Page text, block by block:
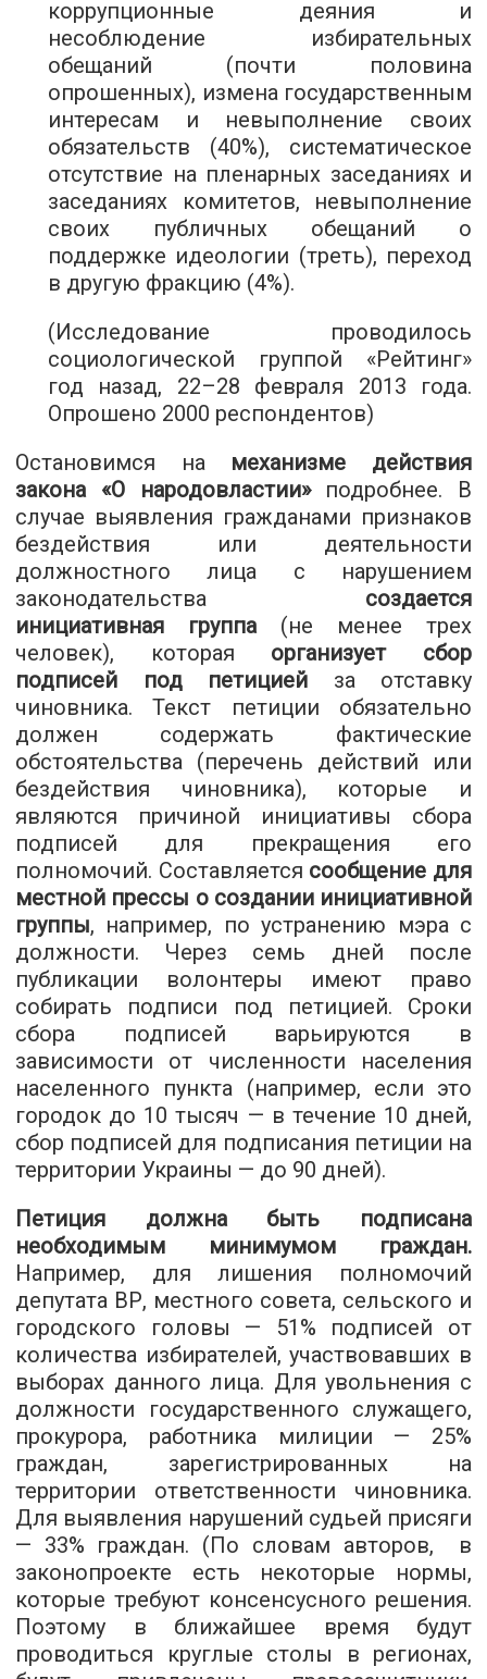
коррупционные деяния и
несоблюдение избирательных
обещаний (почти половина
опрошенных), измена государственным
интересам и невыполнение своих
обязательств (40%), систематическое
отсутствие на пленарных заседаниях и
заседаниях комитетов, невыполнение
своих публичных обещаний о
поддержке идеологии (треть), переход
в другую фракцию (4%).
(Исследование проводилось
социологической группой «Рейтинг»
год назад, 22–28 февраля 2013 года.
Опрошено 2000 респондентов)
Остановимся на механизме действия
закона «О народовластии»подробнее. В
случае выявления гражданами признаков
бездействия или деятельности
должностного лица с нарушением
законодательства создается
инициативная группа(не менее трех
человек), которая организует сбор
подписей под петицией за отставку
чиновника. Текст петиции обязательно
должен содержать фактические
обстоятельства (перечень действий или
бездействия чиновника), которые и
являются причиной инициативы сбора
подписей для прекращения его
полномочий. Составляется сообщение для
местной прессы о создании инициативной
группы, например, по устранению мэра с
должности. Через семь дней после
публикации волонтеры имеют право
собирать подписи под петицией. Сроки
сбора подписей варьируются в
зависимости от численности населения
населенного пункта (например, если это
городок до 10 тысяч — в течение 10 дней,
сбор подписей для подписания петиции на
территории Украины — до 90 дней).
Петиция должна быть подписана
необходимым минимумом граждан.
Например, для лишения полномочий
депутата ВР, местного совета, сельского и
городского головы — 51% подписей от
количества избирателей, участвовавших в
выборах данного лица. Для увольнения с
должности государственного служащего,
прокурора, работника милиции — 25%
граждан, зарегистрированных на
территории ответственности чиновника.
Для выявления нарушений судьей присяги
— 33% граждан. (По словам авторов, в
законопроекте есть некоторые нормы,
которые требуют консенсусного решения.
Поэтому в ближайшее время будут
проводиться круглые столы в регионах,